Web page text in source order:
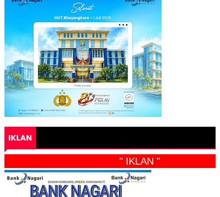
IKLAN
" IKLAN "